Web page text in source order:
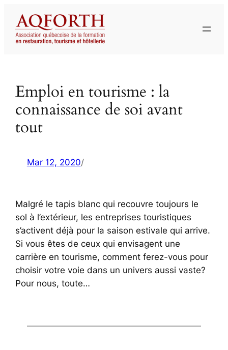
contenu
Emploi en tourisme : la
connaissance de soi avant
tout
Mar 12, 2020/
Malgré le tapis blanc qui recouvre toujours le
sol à l’extérieur, les entreprises touristiques
s’activent déjà pour la saison estivale qui arrive.
Si vous êtes de ceux qui envisagent une
carrière en tourisme, comment ferez-vous pour
choisir votre voie dans un univers aussi vaste?
Pour nous, toute…